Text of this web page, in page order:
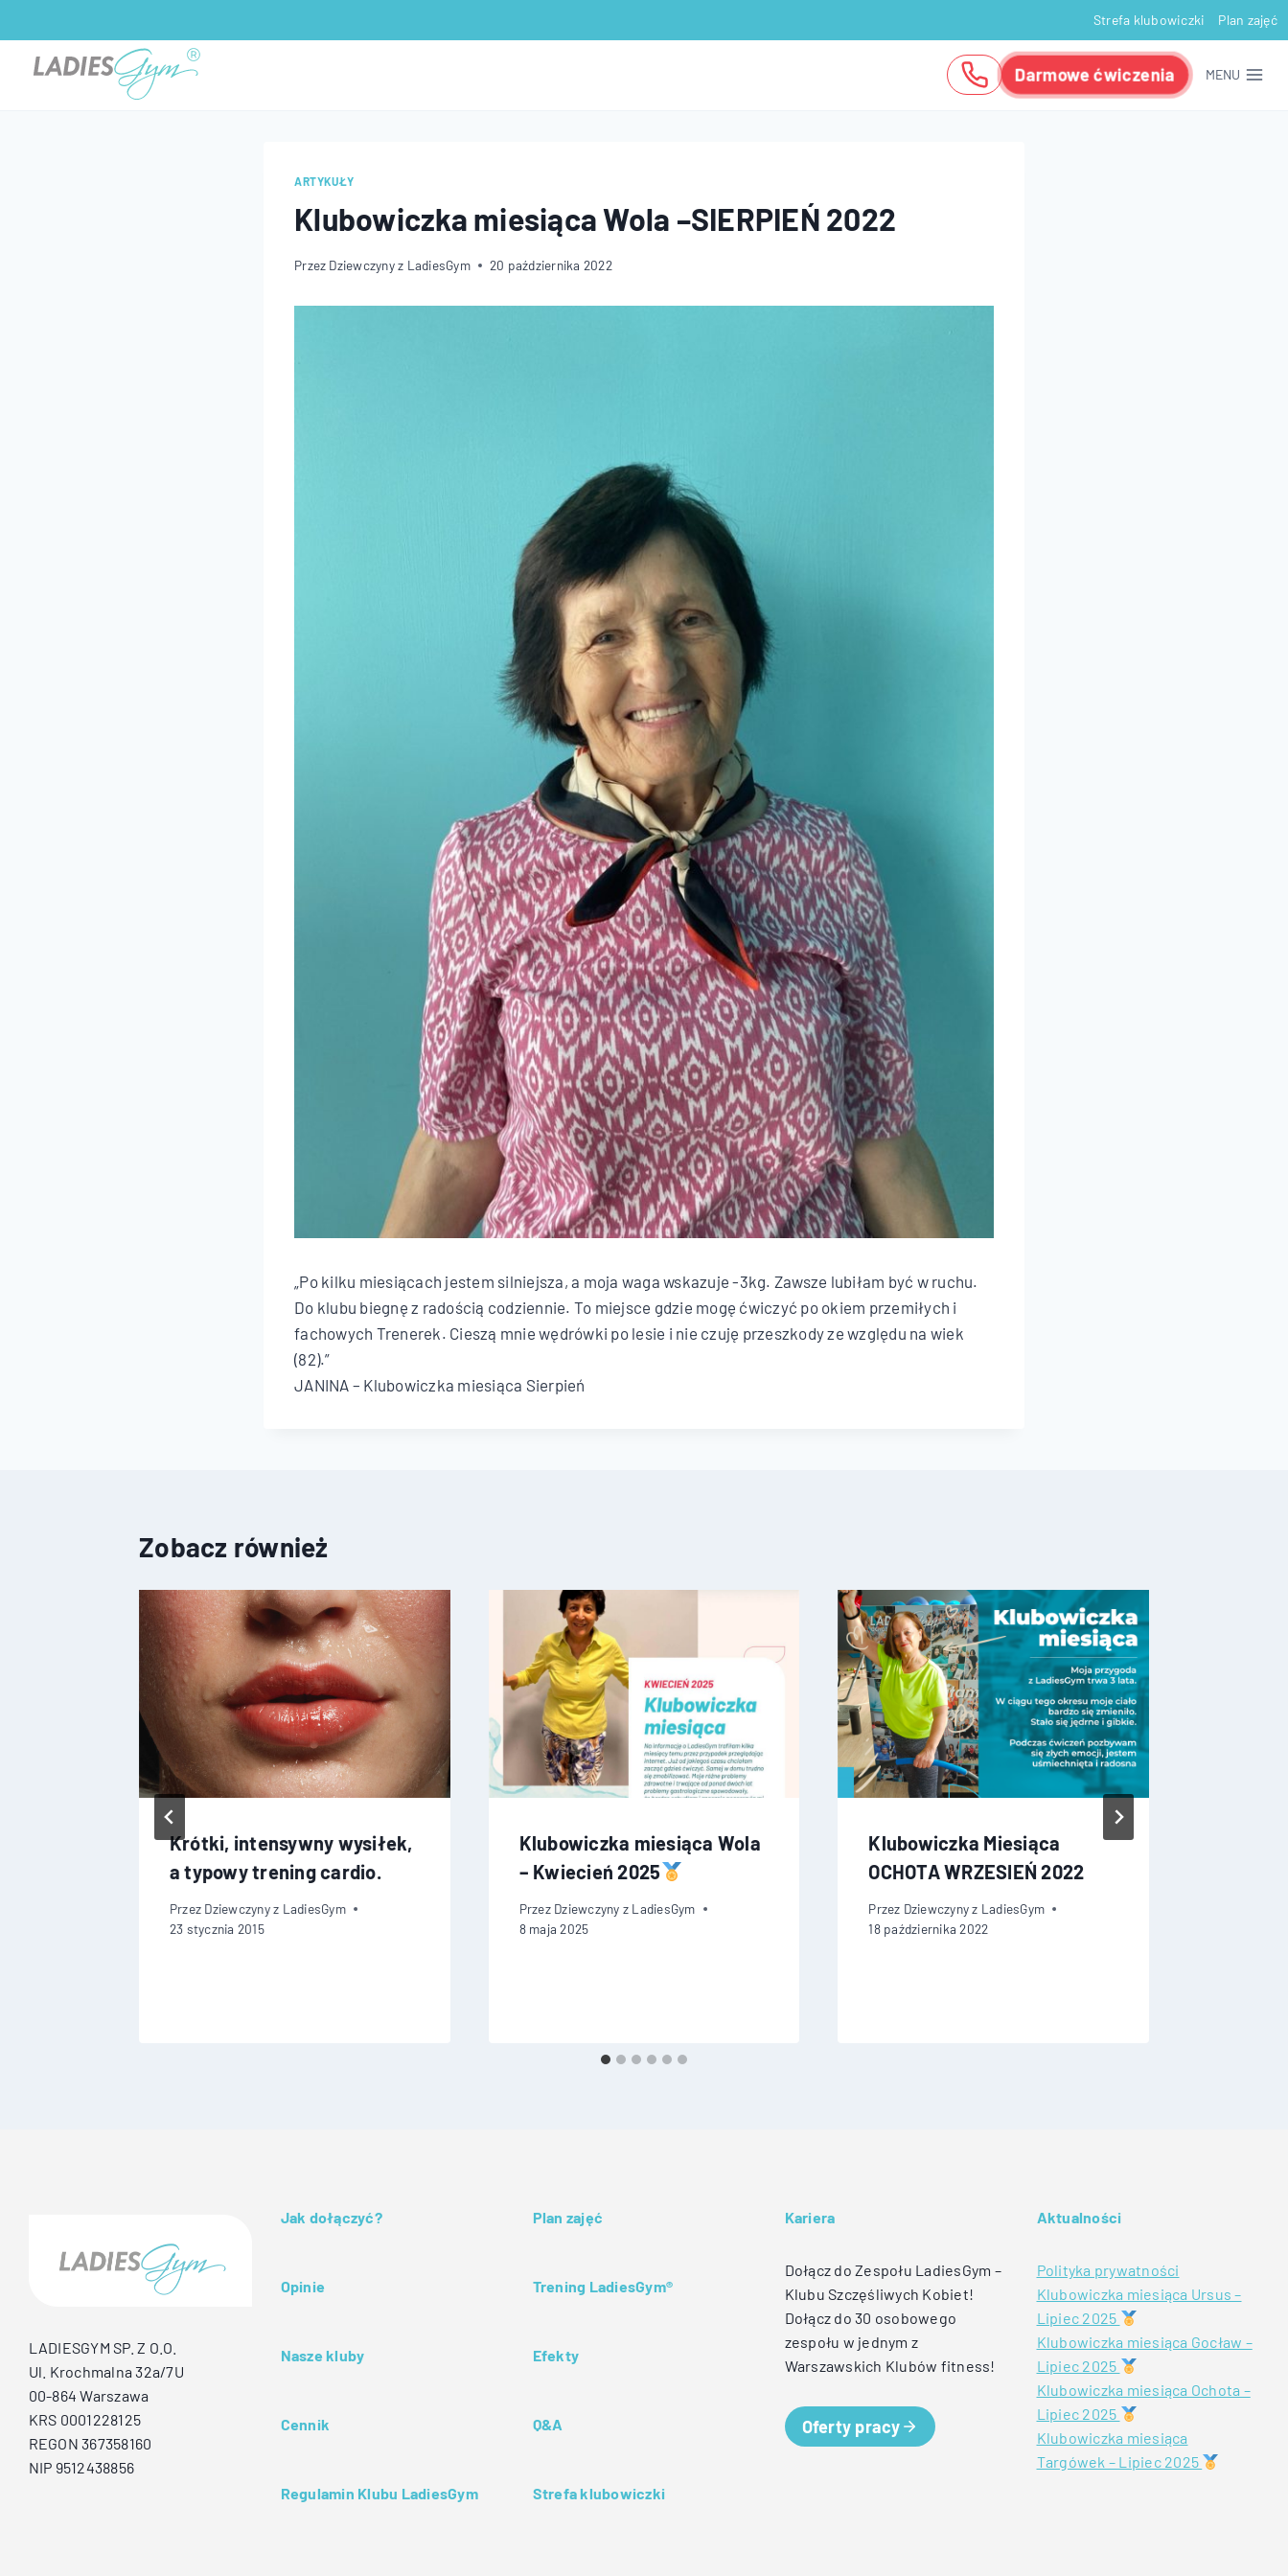
do
treści
Strefa klubowiczki Plan zajęć
Darmowe ćwiczenia MENU
ARTYKUŁY
Klubowiczka miesiąca Wola –SIERPIEŃ 2022
Przez Dziewczyny z LadiesGym 20 października 2022
„Po kilku miesiącach jestem silniejsza, a moja waga wskazuje -3kg. Zawsze lubiłam być w ruchu.
Do klubu biegnę z radością codziennie. To miejsce gdzie mogę ćwiczyć po okiem przemiłych i
fachowych Trenerek. Cieszą mnie wędrówki po lesie i nie czuję przeszkody ze względu na wiek
(82).”
JANINA – Klubowiczka miesiąca Sierpień
Zobacz również
Krótki, intensywny wysiłek,
a typowy trening cardio.
Przez Dziewczyny z LadiesGym
23 stycznia 2015
Klubowiczka miesiąca Wola
– Kwiecień 2025
Przez Dziewczyny z LadiesGym
8 maja 2025
Klubowiczka Miesiąca
OCHOTA WRZESIEŃ 2022
Przez Dziewczyny z LadiesGym
18 października 2022
LADIESGYM SP. Z O.O.
Ul. Krochmalna 32a/7U
00-864 Warszawa
KRS 0001228125
REGON 367358160
NIP 9512438856
Jak dołączyć?
Opinie
Nasze kluby
Cennik
Regulamin Klubu LadiesGym
Plan zajęć
Trening LadiesGym®
Efekty
Q&A
Strefa klubowiczki
Kariera
Dołącz do Zespołu LadiesGym –
Klubu Szczęśliwych Kobiet!
Dołącz do 30 osobowego
zespołu w jednym z
Warszawskich Klubów fitness!
Oferty pracy
Aktualności
Polityka prywatności
Klubowiczka miesiąca Ursus –
Lipiec 2025
Klubowiczka miesiąca Gocław –
Lipiec 2025
Klubowiczka miesiąca Ochota –
Lipiec 2025
Klubowiczka miesiąca
Targówek – Lipiec 2025